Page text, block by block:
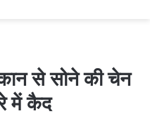
से सोने की चेन
में कैद